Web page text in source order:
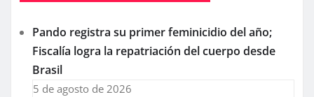
Pando registra su primer feminicidio del año;
Fiscalía logra la repatriación del cuerpo desde
Brasil
5 de agosto de 2026